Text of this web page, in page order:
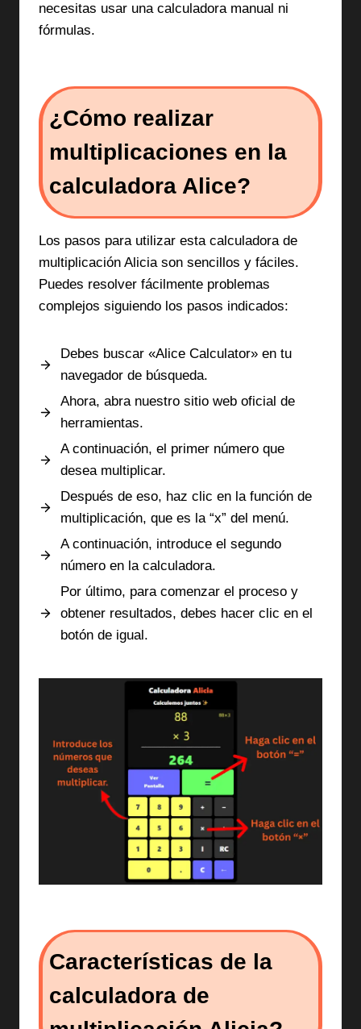
necesitas usar una calculadora manual ni
fórmulas.
¿Cómo realizar
multiplicaciones en la
calculadora Alice?
Los pasos para utilizar esta calculadora de
multiplicación Alicia son sencillos y fáciles.
Puedes resolver fácilmente problemas
complejos siguiendo los pasos indicados:
Debes buscar «Alice Calculator» en tu
navegador de búsqueda.
Ahora, abra nuestro sitio web oficial de
herramientas.
A continuación, el primer número que
desea multiplicar.
Después de eso, haz clic en la función de
multiplicación, que es la “x” del menú.
A continuación, introduce el segundo
número en la calculadora.
Por último, para comenzar el proceso y
obtener resultados, debes hacer clic en el
botón de igual.
Características de la
calculadora de